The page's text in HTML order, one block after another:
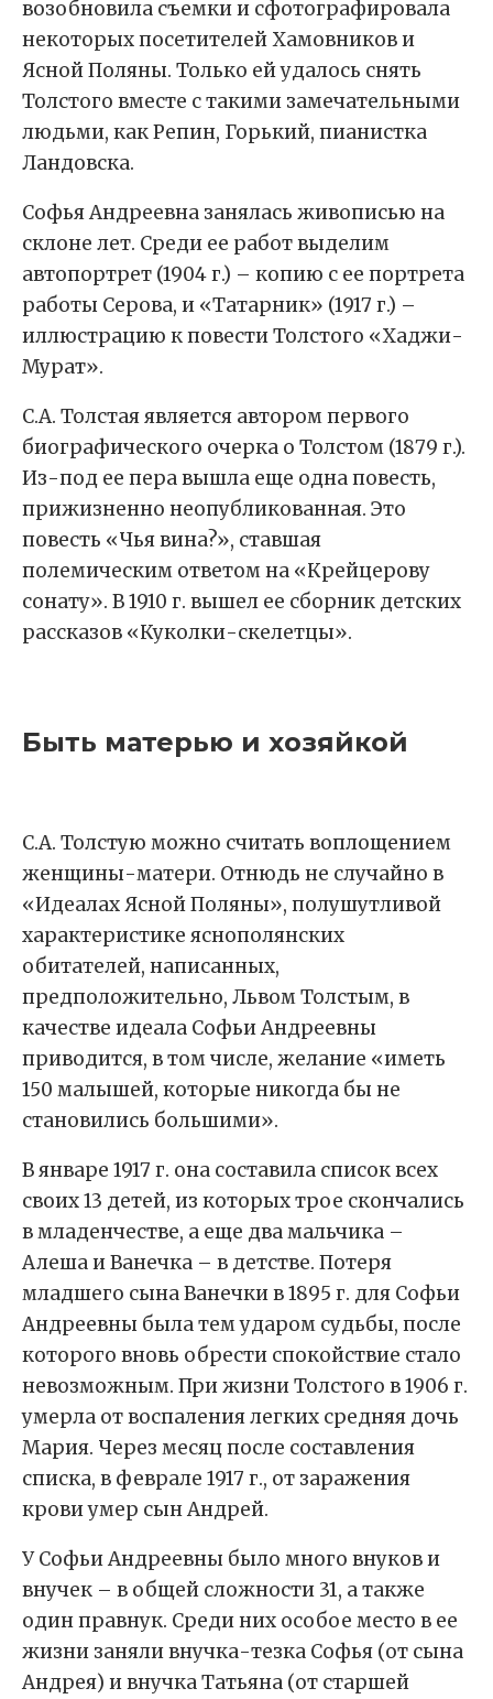
возобновила съемки и сфотографировала
некоторых посетителей Хамовников и
Ясной Поляны. Только ей удалось снять
Толстого вместе с такими замечательными
людьми, как Репин, Горький, пианистка
Ландовска.
Софья Андреевна занялась живописью на
склоне лет. Среди ее работ выделим
автопортрет (1904 г.) – копию с ее портрета
работы Серова, и «Татарник» (1917 г.) –
иллюстрацию к повести Толстого «Хаджи-
Мурат».
С.А. Толстая является автором первого
биографического очерка о Толстом (1879 г.).
Из-под ее пера вышла еще одна повесть,
прижизненно неопубликованная. Это
повесть «Чья вина?», ставшая
полемическим ответом на «Крейцерову
сонату». В 1910 г. вышел ее сборник детских
рассказов «Куколки-скелетцы».
Быть матерью и хозяйкой
С.А. Толстую можно считать воплощением
женщины-матери. Отнюдь не случайно в
«Идеалах Ясной Поляны», полушутливой
характеристике яснополянских
обитателей, написанных,
предположительно, Львом Толстым, в
качестве идеала Софьи Андреевны
приводится, в том числе, желание «иметь
150 малышей, которые никогда бы не
становились большими».
В январе 1917 г. она составила список всех
своих 13 детей, из которых трое скончались
в младенчестве, а еще два мальчика –
Алеша и Ванечка – в детстве. Потеря
младшего сына Ванечки в 1895 г. для Софьи
Андреевны была тем ударом судьбы, после
которого вновь обрести спокойствие стало
невозможным. При жизни Толстого в 1906 г.
умерла от воспаления легких средняя дочь
Мария. Через месяц после составления
списка, в феврале 1917 г., от заражения
крови умер сын Андрей.
У Софьи Андреевны было много внуков и
внучек – в общей сложности 31, а также
один правнук. Среди них особое место в ее
жизни заняли внучка-тезка Софья (от сына
Андрея) и внучка Татьяна (от старшей